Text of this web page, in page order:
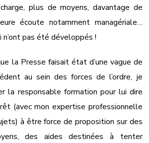
plus de moyens, davantage de
écoute notamment managériale…
pas été développés !
la Presse faisait état d’une vague de
au sein des forces de l’ordre, je
la responsable formation pour lui dire
(avec mon expertise professionnelle
à être force de proposition sur des
des aides destinées à tenter